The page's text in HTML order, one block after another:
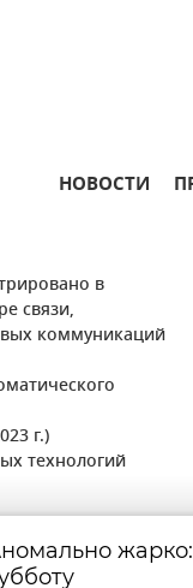
НОВОСТИ
в
связи,
коммуникаций
г.)
технологий